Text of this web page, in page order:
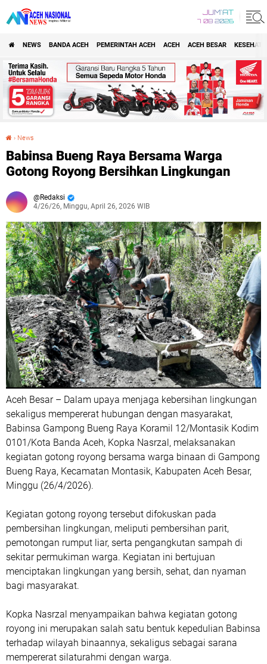
JUM'AT
7 08 2026
NEWS BANDA ACEH PEMERINTAH ACEH ACEH ACEH BESAR
› News
Babinsa Bueng Raya Bersama Warga
Gotong Royong Bersihkan Lingkungan
Redaksi
4/26/26, Minggu, April 26, 2026 WIB
Aceh Besar – Dalam upaya menjaga kebersihan lingkungan
sekaligus mempererat hubungan dengan masyarakat,
Babinsa Gampong Bueng Raya Koramil 12/Montasik Kodim
0101/Kota Banda Aceh, Kopka Nasrzal, melaksanakan
kegiatan gotong royong bersama warga binaan di Gampong
Bueng Raya, Kecamatan Montasik, Kabupaten Aceh Besar,
Minggu (26/4/2026).
Kegiatan gotong royong tersebut difokuskan pada
pembersihan lingkungan, meliputi pembersihan parit,
pemotongan rumput liar, serta pengangkutan sampah di
sekitar permukiman warga. Kegiatan ini bertujuan
menciptakan lingkungan yang bersih, sehat, dan nyaman
bagi masyarakat.
Kopka Nasrzal menyampaikan bahwa kegiatan gotong
royong ini merupakan salah satu bentuk kepedulian Babinsa
terhadap wilayah binaannya, sekaligus sebagai sarana
mempererat silaturahmi dengan warga.